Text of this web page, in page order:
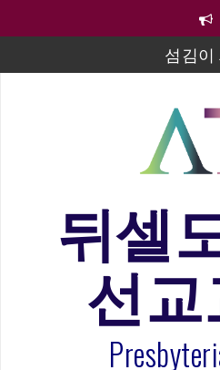
섬김
김태희 자
2023년 어린이
라합3 나
은퇴사-
20260322 주안에 가만히
훈
뒤셀
선